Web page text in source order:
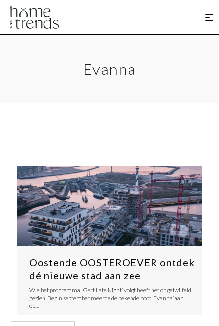
Evanna
Oostende OOSTEROEVER ontdek
dé nieuwe stad aan zee
Wie het programma ‘Gert Late Night’ volgt heeft het ongetwijfeld
gezien. Begin september meerde de bekende boot ‘Evanna’ aan
op…